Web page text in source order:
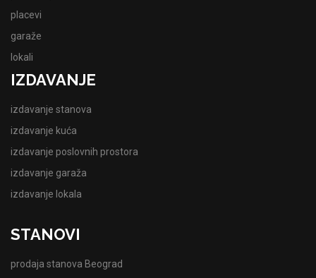
placevi
garaže
lokali
IZDAVANJE
izdavanje stanova
izdavanje kuća
izdavanje poslovnih prostora
izdavanje garaža
izdavanje lokala
STANOVI
prodaja stanova Beograd